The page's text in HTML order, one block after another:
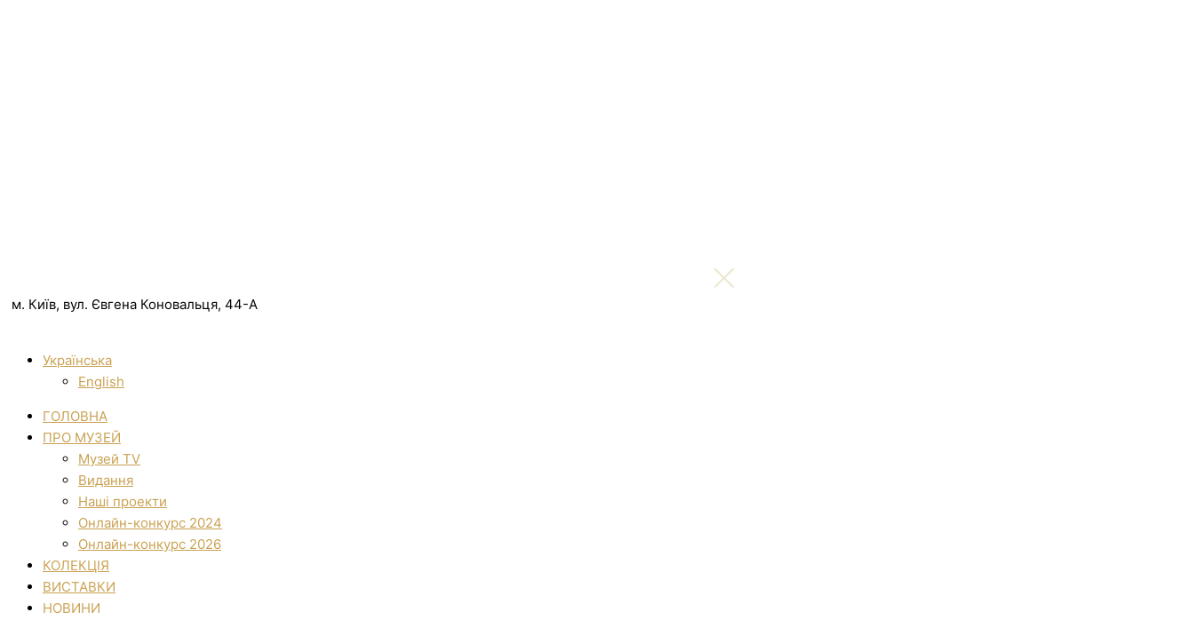
м. Київ, вул. Євгена Коновальця, 44-А
Українська
English
ГОЛОВНА
ПРО МУЗЕЙ
Музей TV
Видання
Наші проекти
Онлайн-конкурс 2024
Онлайн-конкурс 2026
КОЛЕКЦІЯ
ВИСТАВКИ
НОВИНИ